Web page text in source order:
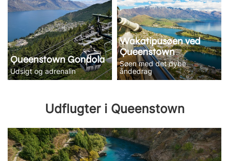
Queenstown Gondola
Udsigt og adrenalin
Wakatipusøen ved
Queenstown
Søen med det dybe
åndedrag
Udflugter i Queenstown